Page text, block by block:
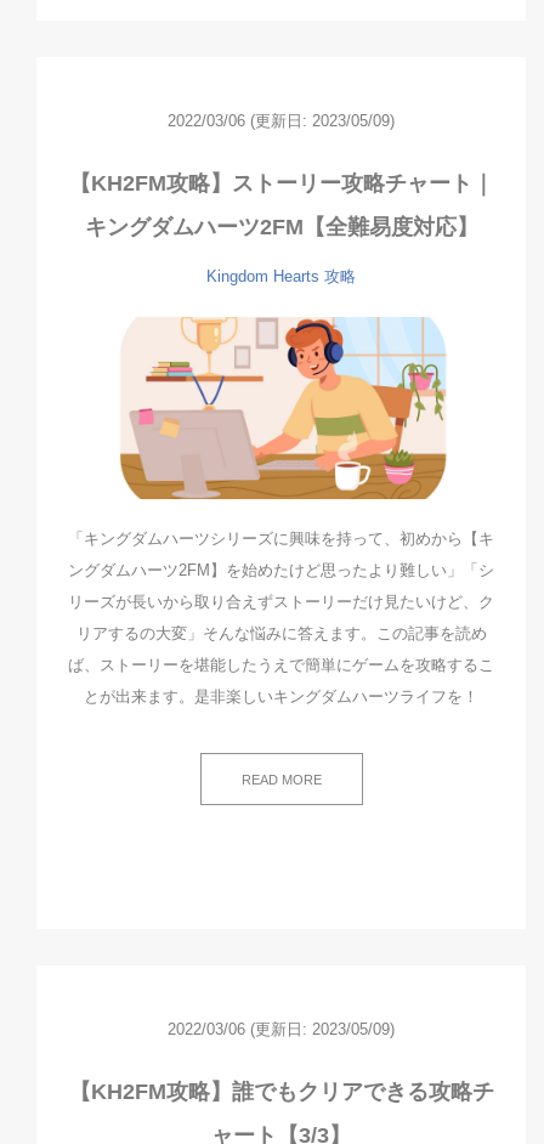
2022/03/06 (更新日: 2023/05/09)
【KH2FM攻略】ストーリー攻略チャート｜
キングダムハーツ2FM【全難易度対応】
Kingdom Hearts 攻略
「キングダムハーツシリーズに興味を持って、初めから【キ
ングダムハーツ2FM】を始めたけど思ったより難しい」「シ
リーズが長いから取り合えずストーリーだけ見たいけど、ク
リアするの大変」そんな悩みに答えます。この記事を読め
ば、ストーリーを堪能したうえで簡単にゲームを攻略するこ
とが出来ます。是非楽しいキングダムハーツライフを！
READ MORE
2022/03/06 (更新日: 2023/05/09)
【KH2FM攻略】誰でもクリアできる攻略チ
ャート【3/3】